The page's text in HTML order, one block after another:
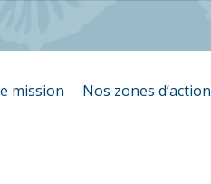
mission Nos zones d’action